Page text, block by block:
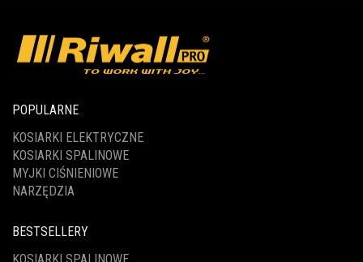
POPULARNE
KOSIARKI ELEKTRYCZNE
KOSIARKI SPALINOWE
MYJKI CIŚNIENIOWE
NARZĘDZIA
BESTSELLERY